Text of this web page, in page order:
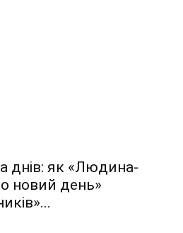
днів: як «Людина-
новий день»